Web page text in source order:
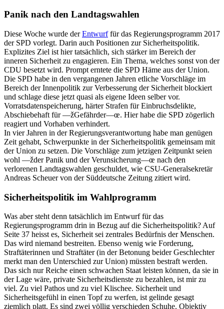
Panik nach den Landtagswahlen
Diese Woche wurde derEntwurffür das Regierungsprogramm 2017
der SPD vorlegt. Darin auch Positionen zur Sicherheitspolitik.
Explizites Ziel ist hier tatsächlich, sich stärker im Bereich der
inneren Sicherheit zu engagieren. Ein Thema, welches sonst von der
CDU besetzt wird. Prompt erntete die SPD Häme aus der Union.
Die SPD habe in den vergangenen Jahren etliche Vorschläge im
Bereich der Innenpolitik zur Verbesserung der Sicherheit blockiert
und schlage diese jetzt quasi als eigene Ideen selber vor.
Vorratsdatenspeicherung, härter Strafen für Einbruchsdelikte,
Abschiebehaft für —žGefährder—œ. Hier habe die SPD zögerlich
reagiert und Vorhaben verhindert.
In vier Jahren in der Regierungsverantwortung habe man genügen
Zeit gehabt, Schwerpunkte in der Sicherheitspolitik gemeinsam mit
der Union zu setzen. Die Vorschläge zum jetzigen Zeitpunkt seien
wohl —žder Panik und der Verunsicherung—œ nach den
verlorenen Landtagswahlen geschuldet, wie CSU-Generalsekretär
Andreas Scheuer von der Süddeutsche Zeitung zitiert wird.
Sicherheitspolitik im Wahlprogramm
Was aber steht denn tatsächlich im Entwurf für das
Regierungsprogramm drin in Bezug auf die Sicherheitspolitik? Auf
Seite 37 heisst es, Sicherheit sei zentrales Bedürfnis der Menschen.
Das wird niemand bestreiten. Ebenso wenig wie Forderung,
Straftäterinnen und Straftäter (in der Betonung beider Geschlechter
merkt man den Unterschied zur Union) müssten bestraft werden.
Das sich nur Reiche einen schwachen Staat leisten können, da sie in
der Lage wäre, private Sicherheitsdienste zu bezahlen, ist mir zu
viel. Zu viel Pathos und zu viel Klischee. Sicherheit und
Sicherheitsgefühl in einen Topf zu werfen, ist gelinde gesagt
ziemlich platt. Es sind zwei völlig verschieden Schuhe. Objektiv